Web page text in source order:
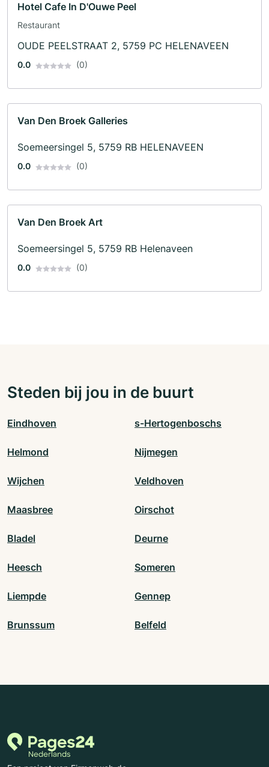
Hotel Cafe In D'Ouwe Peel
Restaurant
OUDE PEELSTRAAT 2, 5759 PC HELENAVEEN
0.0 (0)
Van Den Broek Galleries
Soemeersingel 5, 5759 RB HELENAVEEN
0.0 (0)
Van Den Broek Art
Soemeersingel 5, 5759 RB Helenaveen
0.0 (0)
Steden bij jou in de buurt
Eindhoven s-Hertogenboschs
Helmond Nijmegen
Wijchen Veldhoven
Maasbree Oirschot
Bladel Deurne
Heesch Someren
Liempde Gennep
Brunssum Belfeld